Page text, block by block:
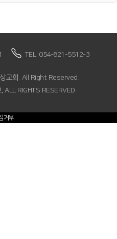
TEL. 054-821-5512-3
교회. All Right Reserved.
ALL RIGHTS RESERVED
거부